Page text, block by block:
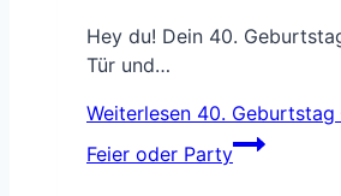
Hey du! Dein 40.
Tür und…
Weiterlesen 40. Geburtstag
Feier oder Party